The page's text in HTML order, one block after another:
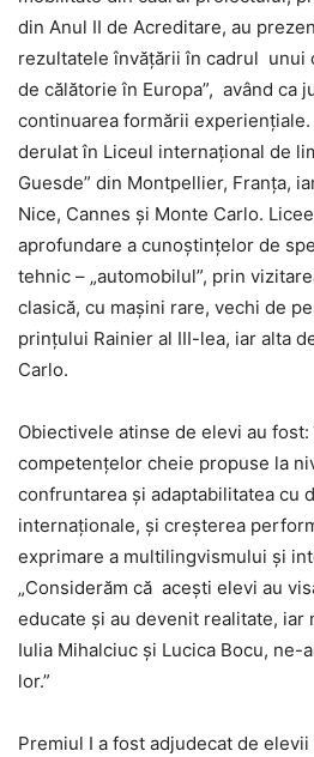
din Anul II de Acreditare, au
rezultatele învățării în cadrul unui
de călătorie în Europa”, având ca
continuarea formării
derulat în Liceul internațional de
Guesde” din Montpellier, Franța,
Nice, Cannes și Monte Carlo.
aprofundare a cunoștințelor de
tehnic – „automobilul”, prin
clasică, cu mașini rare, vechi de
prințului Rainier al III-lea, iar alta
Carlo.
Obiectivele atinse de elevi au
competențelor cheie propuse la
confruntarea și adaptabilitatea cu
internaționale, și creșterea
exprimare a multilingvismului și
„Considerăm că acești elevi au
educate și au devenit realitate,
Iulia Mihalciuc și Lucica Bocu, ne-
lor.”
Premiul I a fost adjudecat de elevii